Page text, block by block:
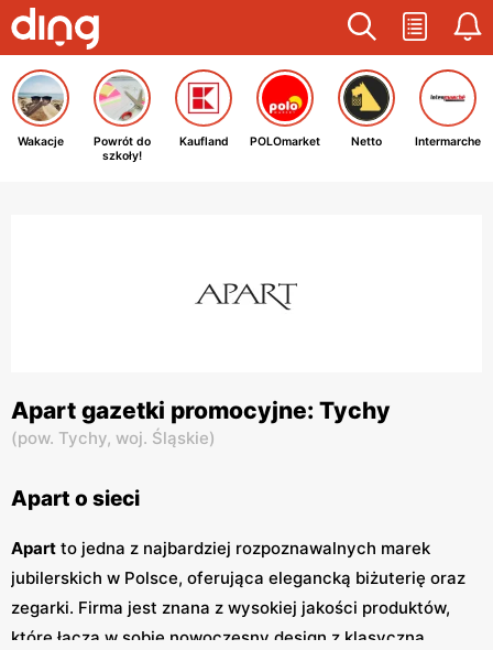
Wakacje
Powrót do
szkoły!
Kaufland POLOmarket Netto Intermarche
Apart gazetki promocyjne: Tychy
(pow. Tychy, woj. Śląskie)
Apart o sieci
Apart to jedna z najbardziej rozpoznawalnych marek
jubilerskich w Polsce, oferująca elegancką biżuterię oraz
zegarki. Firma jest znana z wysokiej jakości produktów,
które łączą w sobie nowoczesny design z klasyczną